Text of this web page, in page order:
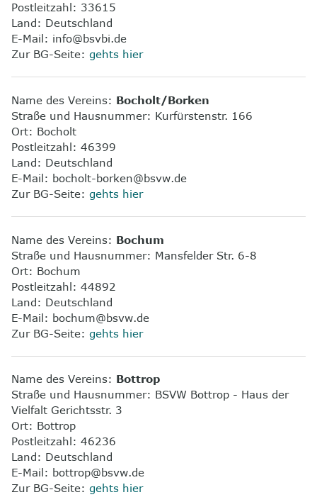
Postleitzahl: 33615
Land: Deutschland
E-Mail: info@bsvbi.de
Zur BG-Seite:gehts hier
Name des Vereins: Bocholt/Borken
Straße und Hausnummer: Kurfürstenstr. 166
Ort: Bocholt
Postleitzahl: 46399
Land: Deutschland
E-Mail: bocholt-borken@bsvw.de
Zur BG-Seite:gehts hier
Name des Vereins: Bochum
Straße und Hausnummer: Mansfelder Str. 6-8
Ort: Bochum
Postleitzahl: 44892
Land: Deutschland
E-Mail: bochum@bsvw.de
Zur BG-Seite:gehts hier
Name des Vereins: Bottrop
Straße und Hausnummer: BSVW Bottrop - Haus der
Vielfalt Gerichtsstr. 3
Ort: Bottrop
Postleitzahl: 46236
Land: Deutschland
E-Mail: bottrop@bsvw.de
Zur BG-Seite:gehts hier